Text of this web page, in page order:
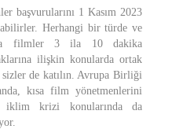
başvurularını 1 Kasım 2023
Herhangi bir türde ve
filmler 3 ila 10 dakika
ilişkin konularda ortak
de katılın. Avrupa Birliği
kısa film yönetmenlerini
krizi konularında da